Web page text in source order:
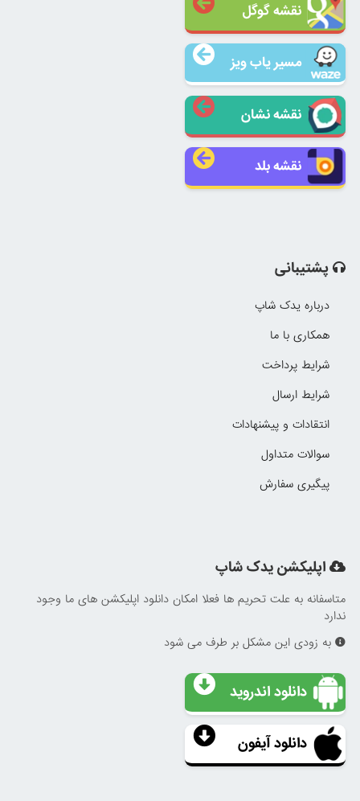
نقشه گوگل
مسیر یاب ویز
نقشه نشان
نقشه بلد
پشتیبانی
درباره یدک شاپ
همکاری با ما
شرایط پرداخت
شرایط ارسال
انتقادات و پیشنهادات
سوالات متداول
پیگیری سفارش
اپلیکشن یدک شاپ
متاسفانه به علت تحریم ها فعلا امکان دانلود اپلیکشن های ما وجود
ندارد
به زودی این مشکل بر طرف می شود
دانلود اندروید
دانلود آیفون